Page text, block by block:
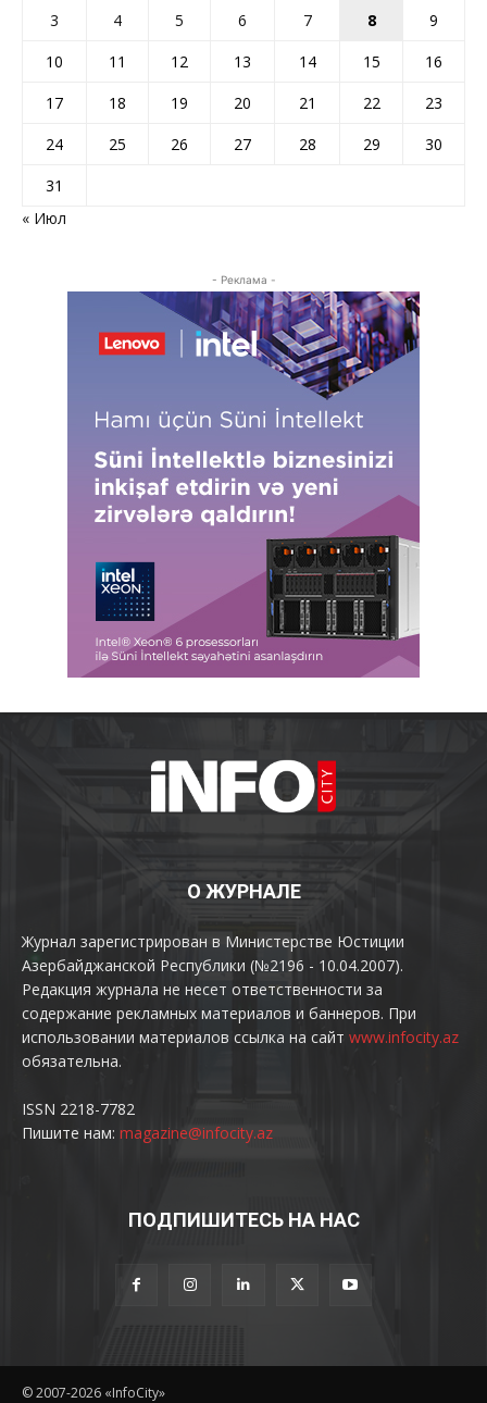
3
4 5 6 7 8
9
10
11 12 13 14 15
16
17
18 19 20 21 22
23
24
25 26 27 28 29
30
31
« Июл
- Реклама -
О ЖУРНАЛЕ
Журнал зарегистрирован в Министерстве Юстиции
Азербайджанской Республики (№2196 - 10.04.2007).
Редакция журнала не несет ответственности за
содержание рекламных материалов и баннеров. При
использовании материалов ссылка на сайт www.infocity.az
обязательна.
ISSN 2218-7782
Пишите нам: magazine@infocity.az
ПОДПИШИТЕСЬ НА НАС
© 2007-2026 «InfoCity»